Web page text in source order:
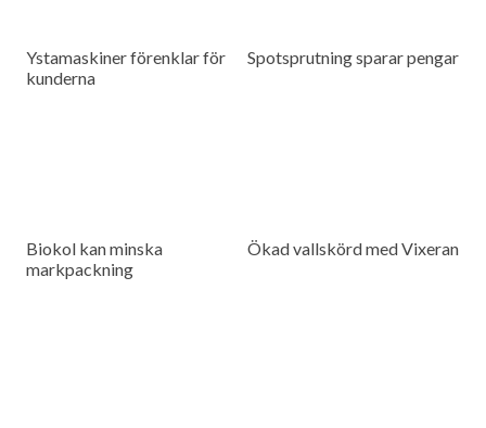
Ystamaskiner förenklar för
kunderna
Spotsprutning sparar pengar
Biokol kan minska
markpackning
Ökad vallskörd med Vixeran